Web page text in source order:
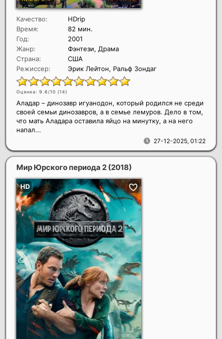
Качество:
HDrip
Время:
82 мин.
Год:
2001
Жанр:
Фэнтези, Драма
Страна:
США
Режиссер:
Эрик Лейтон, Ральф Зондаг
Оценка: 9.6/10 (14)
27-12-2025, 01:22
Аладар – динозавр игуанодон, который родился не среди
своей семьи динозавров, а в семье лемуров. Дело в том,
что мать Аладара оставила яйцо на минутку, а на него
напал...
Мир Юрского периода 2 (2018)